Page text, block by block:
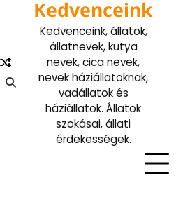
Kedvenceink
Kedvenceink, állatok,
állatnevek, kutya
nevek, cica nevek,
nevek háziállatoknak,
vadállatok és
háziállatok. Állatok
szokásai, állati
érdekességek.